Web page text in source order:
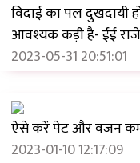
विदाई का पल दुखदायी
आवश्यक कड़ी है- ईई
2023-05-31 20:51:01
ऐसे करें पेट और वजन
2023-01-10 12:17:09